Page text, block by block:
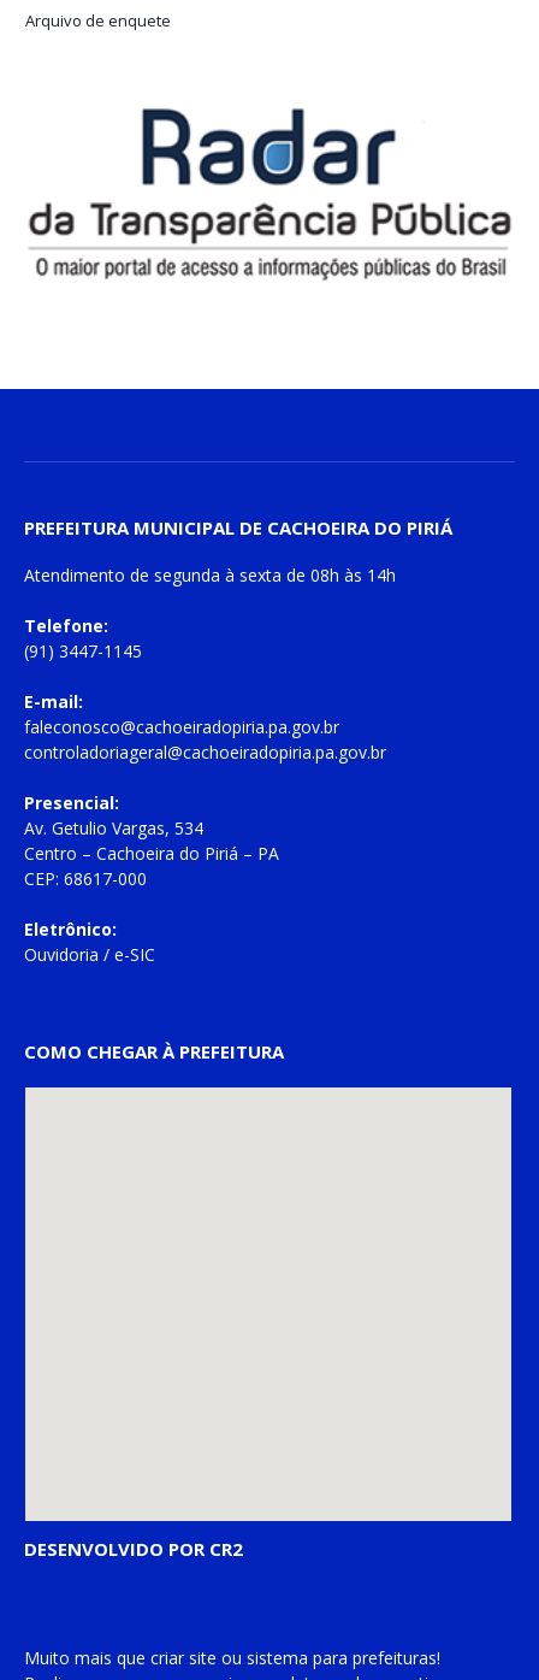
Arquivo de enquete
PREFEITURA MUNICIPAL DE CACHOEIRA DO PIRIÁ
Atendimento de segunda à sexta de 08h às 14h
Telefone:
(91) 3447-1145
E-mail:
faleconosco@cachoeiradopiria.pa.gov.br
controladoriageral@cachoeiradopiria.pa.gov.br
Presencial:
Av. Getulio Vargas, 534
Centro – Cachoeira do Piriá – PA
CEP: 68617-000
Eletrônico:
Ouvidoria / e-SIC
COMO CHEGAR À PREFEITURA
DESENVOLVIDO POR CR2
Muito mais que criar site ou sistema para prefeituras!